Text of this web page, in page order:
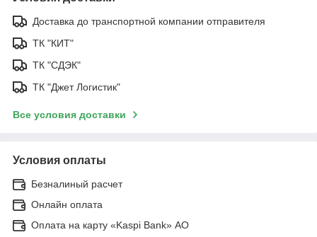
Доставка до транспортной компании отправителя
ТК "КИТ"
ТК "СДЭК"
ТК "Джет Логистик"
Все условия доставки
Условия оплаты
Безналиный расчет
Онлайн оплата
Оплата на карту «Kaspi Bank» АО